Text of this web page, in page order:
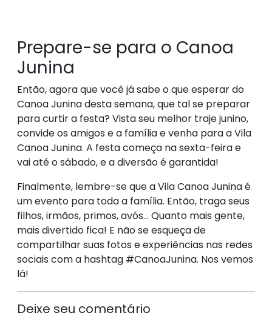
Prepare-se para o Canoa
Junina
Então, agora que você já sabe o que esperar do
Canoa Junina desta semana, que tal se preparar
para curtir a festa? Vista seu melhor traje junino,
convide os amigos e a família e venha para a Vila
Canoa Junina. A festa começa na sexta-feira e
vai até o sábado, e a diversão é garantida!
Finalmente, lembre-se que a Vila Canoa Junina é
um evento para toda a família. Então, traga seus
filhos, irmãos, primos, avós... Quanto mais gente,
mais divertido fica! E não se esqueça de
compartilhar suas fotos e experiências nas redes
sociais com a hashtag #CanoaJunina. Nos vemos
lá!
Deixe seu comentário